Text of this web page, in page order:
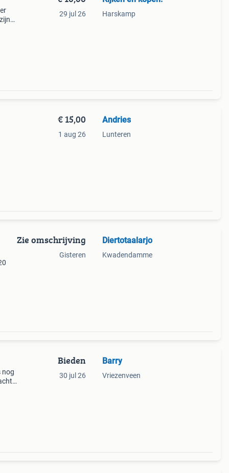
29 jul 26 Harskamp
€ 15,00
1 aug 26
Andries
Lunteren
Zie omschrijving
Gisteren
Diertotaalarjo
Kwadendamme
nog
Bieden
30 jul 26
Barry
Vriezenveen